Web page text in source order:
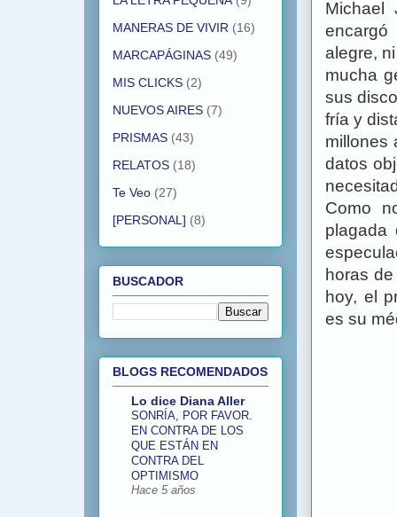
encargó
alegre,
mucha
sus
fría y
millones
datos
Como
plagada
horas
hoy, el
es su
MANERAS DE VIVIR (16)
MARCAPÁGINAS (49)
MIS CLICKS (2)
NUEVOS AIRES (7)
PRISMAS (43)
RELATOS (18)
Te Veo (27)
[PERSONAL] (8)
BUSCADOR
BLOGS RECOMENDADOS
Lo dice Diana Aller
SONRÍA, POR FAVOR.
EN CONTRA DE LOS
QUE ESTÁN EN
CONTRA DEL
OPTIMISMO
Hace 5 años